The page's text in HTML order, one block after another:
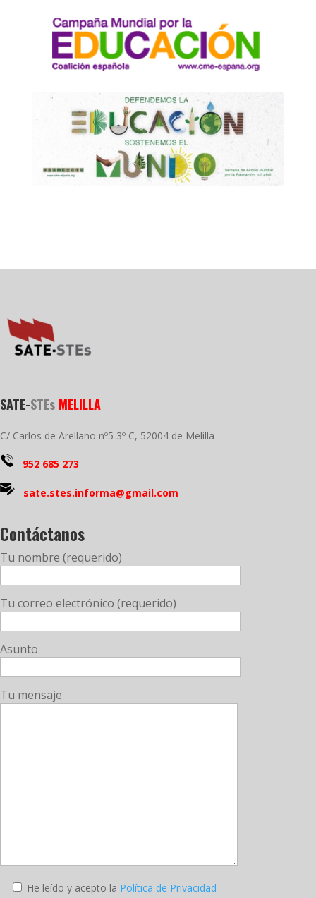
SATE-STEs MELILLA
C/ Carlos de Arellano nº5 3º C, 52004 de Melilla
952 685 273
sate.stes.informa@gmail.com
Contáctanos
Tu nombre (requerido)
Tu correo electrónico (requerido)
Asunto
Tu mensaje
He leído y acepto la Política de Privacidad